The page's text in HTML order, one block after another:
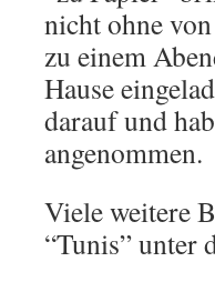
nicht ohne
zu einem
Hause
darauf und
angenommen.
Viele weitere
“Tunis” unter